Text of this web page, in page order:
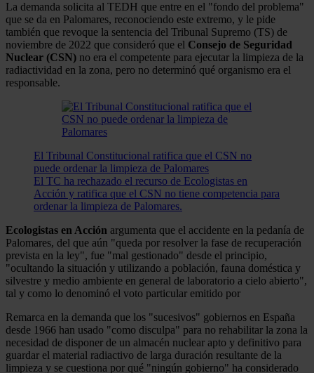
La demanda solicita al TEDH que entre en el "fondo del problema"
que se da en Palomares, reconociendo este extremo, y le pide
también que revoque la sentencia del Tribunal Supremo (TS) de
noviembre de 2022 que consideró que el Consejo de Seguridad
Nuclear (CSN) no era el competente para ejecutar la limpieza de la
radiactividad en la zona, pero no determinó qué organismo era el
responsable.
El Tribunal Constitucional ratifica que el CSN no
puede ordenar la limpieza de Palomares
El TC ha rechazado el recurso de Ecologistas en
Acción y ratifica que el CSN no tiene competencia para
ordenar la limpieza de Palomares.
Ecologistas en Acción argumenta que el accidente en la pedanía de
Palomares, del que aún "queda por resolver la fase de recuperación
prevista en la ley", fue "mal gestionado" desde el principio,
"ocultando la situación y utilizando a población, fauna doméstica y
silvestre y medio ambiente en general de laboratorio a cielo abierto",
tal y como lo denominó el voto particular emitido por
Remarca en la demanda que los "sucesivos" gobiernos en España
desde 1966 han usado "como disculpa" para no rehabilitar la zona la
necesidad de disponer de un almacén nuclear apto y definitivo para
guardar el material radiactivo de larga duración resultante de la
limpieza y se cuestiona por qué "ningún gobierno" ha considerado